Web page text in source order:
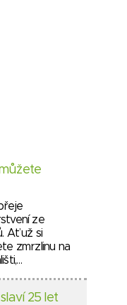
ze
Ať už si
zmrzlinu na
25 let